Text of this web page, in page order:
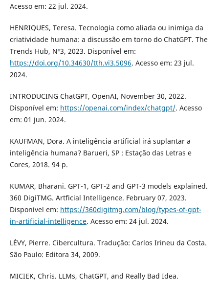
Acesso em: 22 jul. 2024.
HENRIQUES, Teresa. Tecnologia como aliada ou inimiga da
criatividade humana: a discussão em torno do ChatGPT. The
Trends Hub, Nº3, 2023. Disponível em:
https://doi.org/10.34630/tth.vi3.5096. Acesso em: 23 jul.
2024.
INTRODUCING ChatGPT, OpenAI, November 30, 2022.
Disponível em: https://openai.com/index/chatgpt/. Acesso
em: 01 jun. 2024.
KAUFMAN, Dora. A inteligência artificial irá suplantar a
inteligência humana? Barueri, SP : Estação das Letras e
Cores, 2018. 94 p.
KUMAR, Bharani. GPT-1, GPT-2 and GPT-3 models explained.
360 DigiTMG. Artficial Intelligence. February 07, 2023.
Disponível em: https://360digitmg.com/blog/types-of-gpt-
in-artificial-intelligence. Acesso em: 24 jul. 2024.
LÉVY, Pierre. Cibercultura. Tradução: Carlos Irineu da Costa.
São Paulo: Editora 34, 2009.
MICIEK, Chris. LLMs, ChatGPT, and Really Bad Idea.